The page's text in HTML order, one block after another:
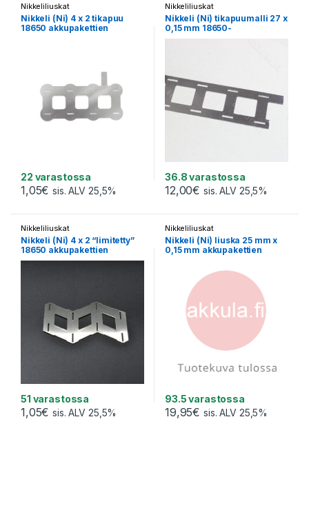
Nikkeliliuskat
Nikkeli (Ni) 4 x 2 tikapuu
18650 akkupakettien
22 varastossa
1,05€ sis. ALV 25,5%
Nikkeliliuskat
Nikkeli (Ni) tikapuumalli 27 x
0,15 mm 18650-
akkupakettien hitsaukseen
36.8 varastossa
12,00€ sis. ALV 25,5%
Nikkeliliuskat
Nikkeli (Ni) 4 x 2 “limitetty”
18650 akkupakettien
hitsaukseen ilman kehikoita
51 varastossa
1,05€ sis. ALV 25,5%
Nikkeliliuskat
Nikkeli (Ni) liuska 25 mm x
0,15 mm akkupakettien
93.5 varastossa
19,95€ sis. ALV 25,5%